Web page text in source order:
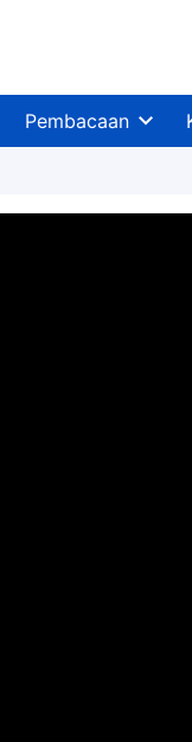
Pembacaan